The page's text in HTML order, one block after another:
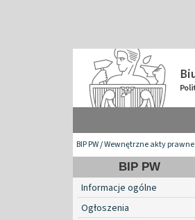
BIP PW/Wewnętrzne akty prawne
BIP PW
Informacje ogólne
Ogłoszenia